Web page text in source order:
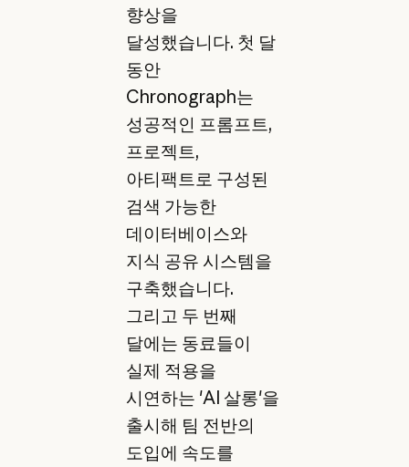
향상을
달성했습니다. 첫 달
동안
Chronograph는
성공적인 프롬프트,
프로젝트,
아티팩트로 구성된
검색 가능한
데이터베이스와
지식 공유 시스템을
구축했습니다.
그리고 두 번째
달에는 동료들이
실제 적용을
시연하는 'AI 살롱'을
출시해 팀 전반의
도입에 속도를